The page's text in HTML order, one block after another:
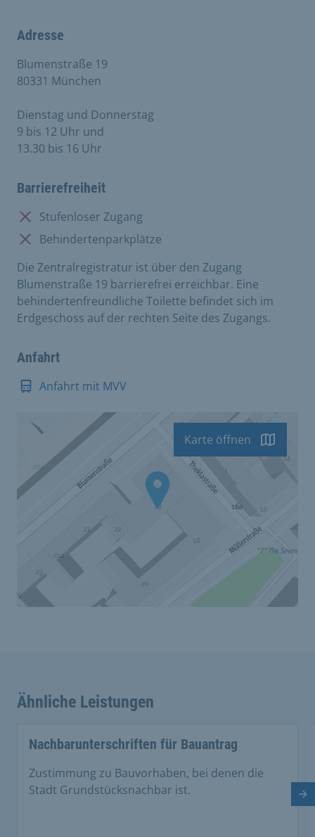
Adresse
Blumenstraße 19
80331 München
Dienstag und Donnerstag
9 bis 12 Uhr und
13.30 bis 16 Uhr
Barrierefreiheit
Nicht vorhanden:
Stufenloser Zugang
Nicht vorhanden:
Behindertenparkplätze
Die Zentralregistratur ist über den Zugang
Blumenstraße 19 barrierefrei erreichbar. Eine
behindertenfreundliche Toilette befindet sich im
Erdgeschoss auf der rechten Seite des Zugangs.
Anfahrt
Anfahrt mit MVV
Karte öffnen
Ähnliche Leistungen
Nachbarunterschriften für Bauantrag
Zustimmung zu Bauvorhaben, bei denen die
Stadt Grundstücksnachbar ist.